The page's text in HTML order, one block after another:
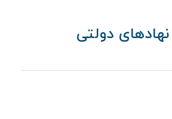
نهادهای دولتی